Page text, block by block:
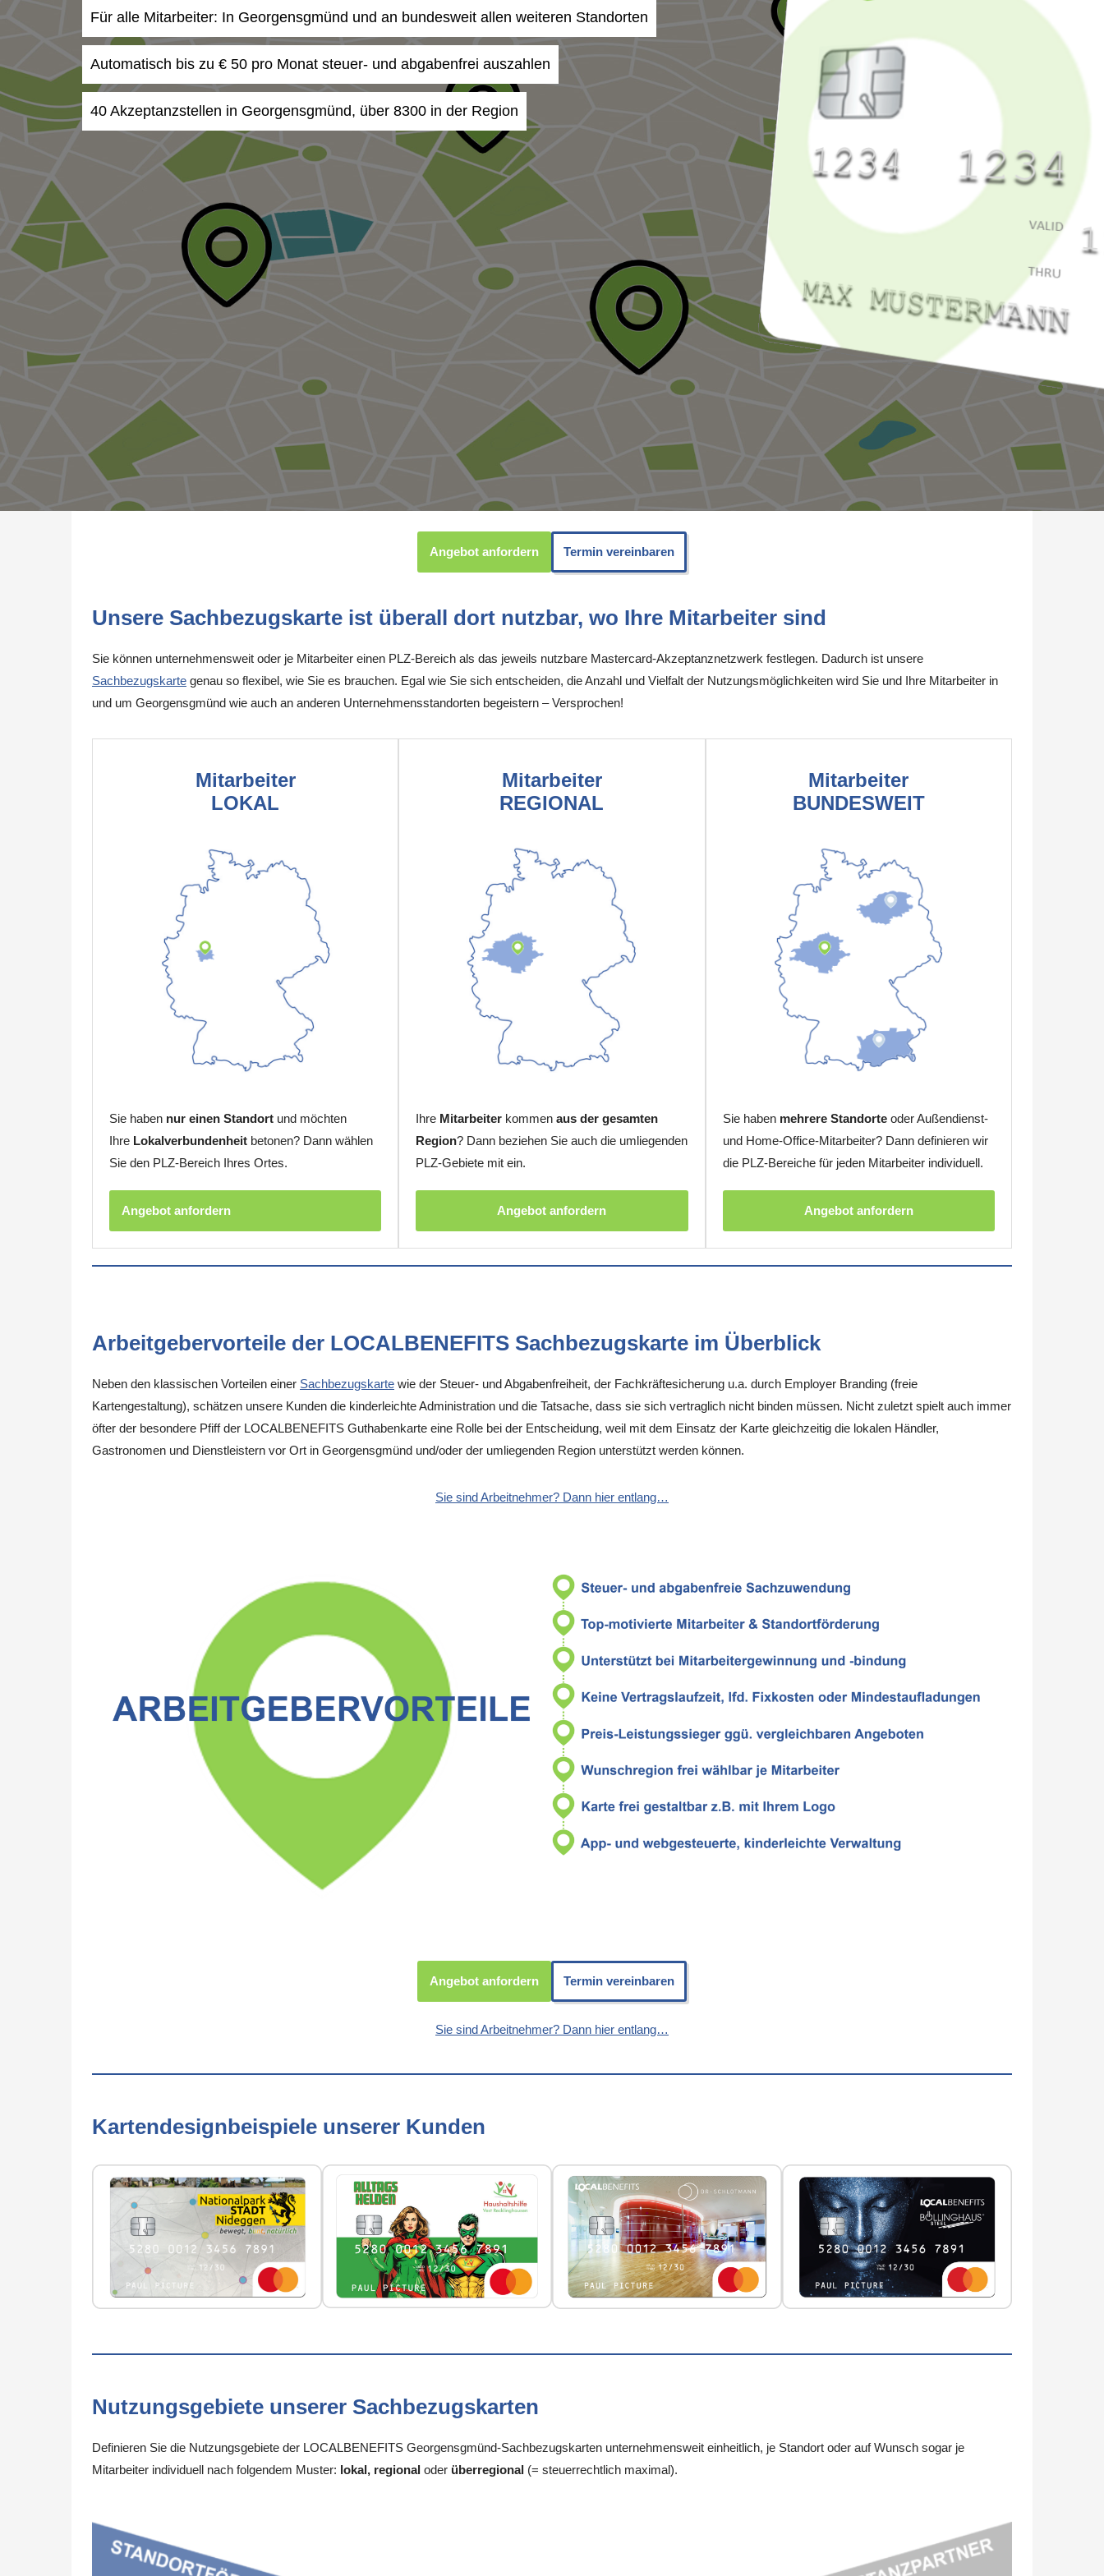
Für alle Mitarbeiter: In Georgensgmünd und an bundesweit allen weiteren Standorten
Automatisch bis zu € 50 pro Monat steuer- und abgabenfrei auszahlen
40 Akzeptanzstellen in Georgensgmünd, über 8300 in der Region
Angebot anfordern Termin vereinbaren
Unsere Sachbezugskarte ist überall dort nutzbar, wo Ihre Mitarbeiter sind
Sie können unternehmensweit oder je Mitarbeiter einen PLZ-Bereich als das jeweils nutzbare Mastercard-Akzeptanznetzwerk festlegen. Dadurch ist unsere
Sachbezugskarte genau so flexibel, wie Sie es brauchen. Egal wie Sie sich entscheiden, die Anzahl und Vielfalt der Nutzungsmöglichkeiten wird Sie und Ihre Mitarbeiter in
und um Georgensgmünd wie auch an anderen Unternehmensstandorten begeistern – Versprochen!
Mitarbeiter
LOKAL
Sie haben nur einen Standort und möchten
Ihre Lokalverbundenheit betonen? Dann wählen
Sie den PLZ-Bereich Ihres Ortes.
Angebot anfordern
Mitarbeiter
REGIONAL
Ihre Mitarbeiter kommenaus der gesamten
Region? Dann beziehen Sie auch die umliegenden
PLZ-Gebiete mit ein.
Angebot anfordern
Mitarbeiter
BUNDESWEIT
Sie haben mehrere Standorteoder Außendienst-
und Home-Office-Mitarbeiter? Dann definieren wir
die PLZ-Bereiche für jeden Mitarbeiter individuell.
Angebot anfordern
Arbeitgebervorteile der LOCALBENEFITS Sachbezugskarte im Überblick
Neben den klassischen Vorteilen einer Sachbezugskarte wie der Steuer- und Abgabenfreiheit, der Fachkräftesicherung u.a. durch Employer Branding (freie
Kartengestaltung), schätzen unsere Kunden die kinderleichte Administration und die Tatsache, dass sie sich vertraglich nicht binden müssen. Nicht zuletzt spielt auch immer
öfter der besondere Pfiff der LOCALBENEFITS Guthabenkarte eine Rolle bei der Entscheidung, weil mit dem Einsatz der Karte gleichzeitig die lokalen Händler,
Gastronomen und Dienstleistern vor Ort in Georgensgmünd und/oder der umliegenden Region unterstützt werden können.
Sie sind Arbeitnehmer? Dann hier entlang…
Angebot anfordern Termin vereinbaren
Sie sind Arbeitnehmer? Dann hier entlang…
Kartendesignbeispiele unserer Kunden
Nutzungsgebiete unserer Sachbezugskarten
Definieren Sie die Nutzungsgebiete der LOCALBENEFITS Georgensgmünd-Sachbezugskarten unternehmensweit einheitlich, je Standort oder auf Wunsch sogar je
Mitarbeiter individuell nach folgendem Muster: lokal, regional oder überregional (= steuerrechtlich maximal).